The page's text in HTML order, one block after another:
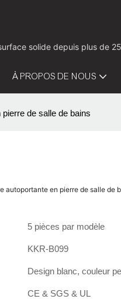
solide depuis plus de
À PROPOS DE NOUS
de salle de bains
autoportante en pierre de salle de
5 pièces par modèle
KKR-B099
Design blanc, couleur
CE & SGS & UL